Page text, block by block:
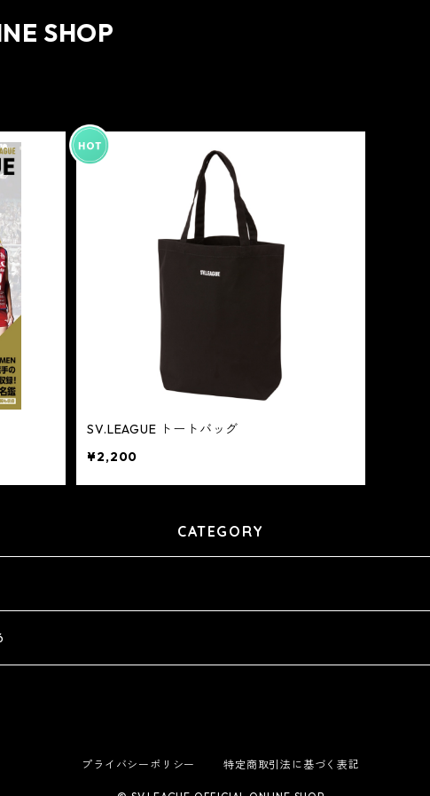
SHOP
SV.LEAGUE トートバッグ
¥2,200
CATEGORY
プライバシーポリシー 特定商取引法に基づく表記